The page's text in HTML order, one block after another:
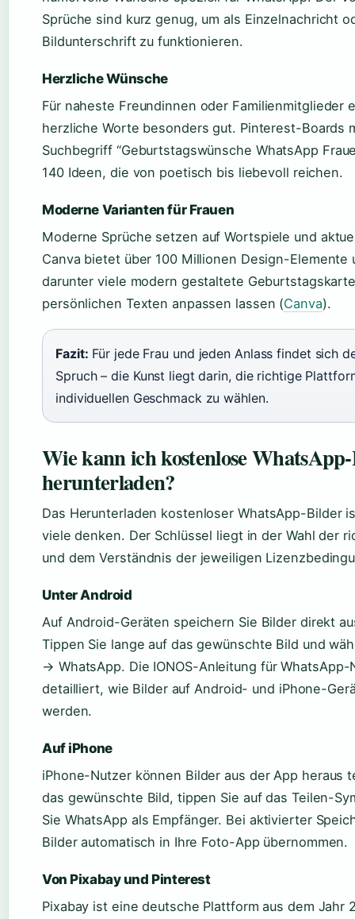
Sprüche sind kurz genug, um als Einzelnachricht
Bildunterschrift zu funktionieren.
Herzliche Wünsche
Für naheste Freundinnen oder Familienmitglieder
herzliche Worte besonders gut. Pinterest-Boards
Suchbegriff “Geburtstagswünsche WhatsApp
140 Ideen, die von poetisch bis liebevoll reichen.
Moderne Varianten für Frauen
Moderne Sprüche setzen auf Wortspiele und
Canva bietet über 100 Millionen Design-Elemente
darunter viele modern gestaltete
persönlichen Texten anpassen lassen (Canva).
Fazit: Für jede Frau und jeden Anlass findet sich
Spruch – die Kunst liegt darin, die richtige
individuellen Geschmack zu wählen.
Wie kann ich kostenlose
herunterladen?
Das Herunterladen kostenloser WhatsApp-Bilder
viele denken. Der Schlüssel liegt in der Wahl der
und dem Verständnis der jeweiligen
Unter Android
Auf Android-Geräten speichern Sie Bilder direkt
Tippen Sie lange auf das gewünschte Bild und
→ WhatsApp. Die IONOS-Anleitung für
detailliert, wie Bilder auf Android- und iPhone-
werden.
Auf iPhone
iPhone-Nutzer können Bilder aus der App heraus
das gewünschte Bild, tippen Sie auf das Teilen-
Sie WhatsApp als Empfänger. Bei aktivierter
Bilder automatisch in Ihre Foto-App übernommen.
Von Pixabay und Pinterest
Pixabay ist eine deutsche Plattform aus dem Jahr